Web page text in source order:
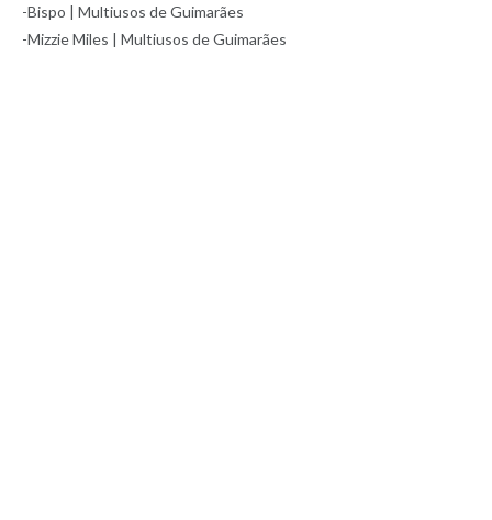
-Bispo | Multiusos de Guimarães
-Mizzie Miles | Multiusos de Guimarães